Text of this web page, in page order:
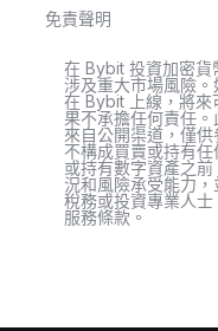
免責聲明
在 Bybit 投資加密貨
涉及重大市場風險
在 Bybit 上線，將來
果不承擔任何責任
來自公開渠道，僅
不構成買賣或持有
或持有數字資產之
況和風險承受能力
稅務或投資專業人
服務條款。